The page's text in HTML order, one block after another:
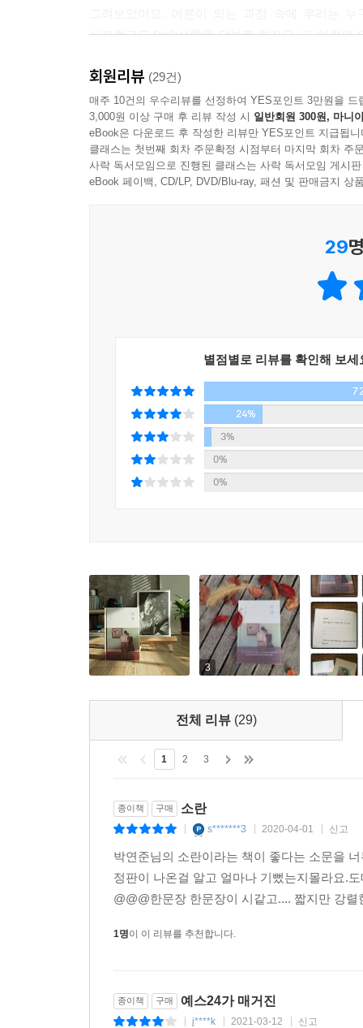
시끄럽고도 어수선함을 담보로 하지요. 그 어림의
거라서 그간 많이들 제 품에서 저만의 것으로
과정을 반복하게도 되었다지요.
『소란』은 ‘어림’을 사랑하는 사람을 위한 책입
따위가 쉽게 들러붙죠. 나이가 들수록 우리가 비
깃든 시절에 있는 줄도 모르고, 우리는 어림에서 멀
그래요. “어떤 시절은 자꾸 접”히지요. 특히나
속상하던 때” 그때를 서른이라 상징적으로 말한
이 네 단어가 우리들 안에 얼마나 깊숙하게 들
보폭을 더 크게도 더 촘촘히도 해줄 거라고 봐요.
가만히 ‘있다’”. 그쵸. “방금 태어난 눈물은 모
거예요. 이런 이해 속에 이런 되새김 속에 박연
마음을 주어 우리를 돌봐주는 책, 돌보듯 읽게 하
회원리뷰 (29건)
매주 10건의 우수리뷰를 선정하여 YES포인트 3만원을 드
3,000원 이상 구매 후 리뷰 작성 시 일반회원 300원, 마니
eBook은 다운로드 후 작성한 리뷰만 YES포인트 지급됩니
클래스는 첫번째 회차 주문확정 시점부터 마지막 회차 주
사락 독서모임으로 진행된 클래스는 사락 독서모임 게시
eBook 페이백, CD/LP, DVD/Blu-ray, 패션 및 판매금지 상
29
별점별로 리뷰를 확인해 보세
24%
3%
0%
0%
3
전체 리뷰 (29)
1 2 3
종이책 구매 소란
s*******3 2020-04-01 신고
박연준님의 소란이라는 책이 좋다는 소문을
정판이 나온걸 알고 얼마나 기뻤는지몰라요.
@@@한문장 한문장이 시같고.... 짧지만 강
1명이 이 리뷰를 추천합니다.
종이책 구매 예스24가 매거진
j****k 2021-03-12 신고